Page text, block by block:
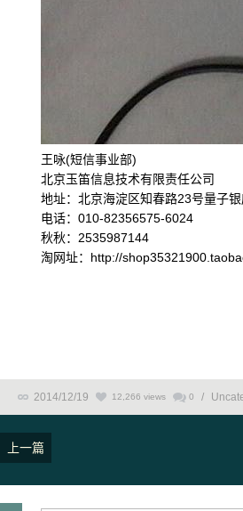
王咏(短信事业部)
北京玉笛信息技术有限责任公司
地址：北京海淀区知春路23号量子银
电话：010-82356575-6024
秋秋：2535987144
淘网址：http://
2014/12/19 12,266 views 0 /
上一篇